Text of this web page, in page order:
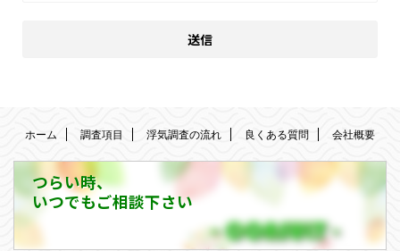
ホーム 調査項目 浮気調査の流れ 良くある質問 会社概要
つらい時、
いつでもご相談下さい